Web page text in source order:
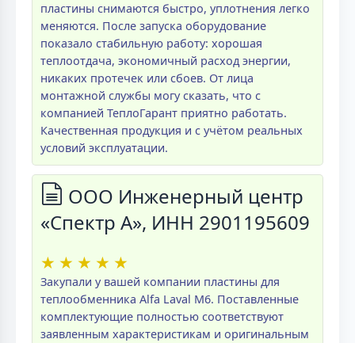
пластины снимаются быстро, уплотнения легко
меняются. После запуска оборудование
показало стабильную работу: хорошая
теплоотдача, экономичный расход энергии,
никаких протечек или сбоев. От лица
монтажной службы могу сказать, что с
компанией ТеплоГарант приятно работать.
Качественная продукция и с учётом реальных
условий эксплуатации.
ООО Инженерный центр
«Спектр А», ИНН 2901195609
★ ★ ★ ★ ★
Закупали у вашей компании пластины для
теплообменника Alfa Laval M6. Поставленные
комплектующие полностью соответствуют
заявленным характеристикам и оригинальным